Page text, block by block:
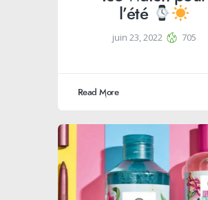
l’été
juin 23, 2022 705
Read More